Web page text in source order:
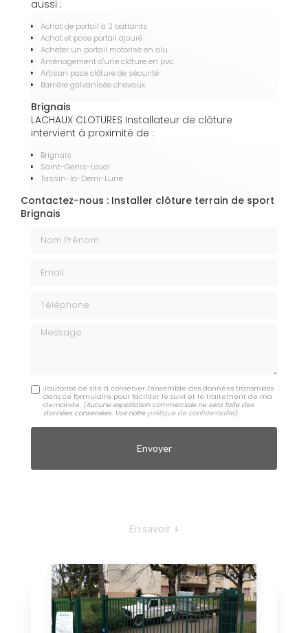
aussi :
Achat de portail à 2 battants
Achat et pose portail ajouré
Acheter un portail motorisé en alu
Aménagement d'une clôture en pvc
Artisan pose clôture de sécurité
Barrière galvanisée chevaux
Brignais
LACHAUX CLOTURES Installateur de clôture
intervient à proximité de :
Brignais
Saint-Genis-Laval
Tassin-la-Demi-Lune
Contactez-nous : Installer clôture terrain de sport
Brignais
Message
J'autorise ce site à conserver l'ensemble des données transmises
dans ce formulaire pour faciliter le suivi et le traitement de ma
demande. (Aucune exploitation commerciale ne sera faite des
données conservées. Voir notre politique de confidentialité)
En savoir +